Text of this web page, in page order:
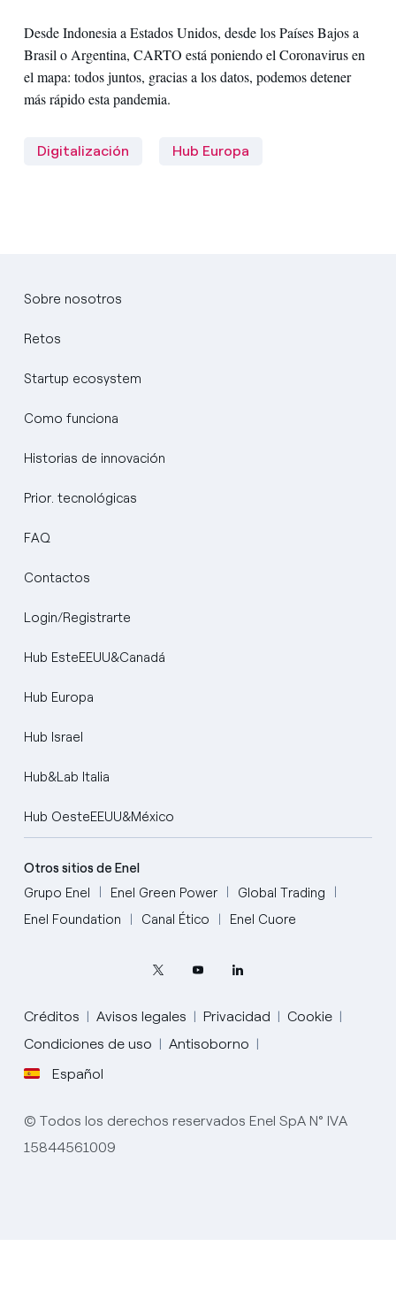
Desde Indonesia a Estados Unidos, desde los Países Bajos a
Brasil o Argentina, CARTO está poniendo el Coronavirus en
el mapa: todos juntos, gracias a los datos, podemos detener
más rápido esta pandemia.
Digitalización Hub Europa
Sobre nosotros
Retos
Startup ecosystem
Como funciona
Historias de innovación
Prior. tecnológicas
FAQ
Contactos
Login/Registrarte
Hub EsteEEUU&Canadá
Hub Europa
Hub Israel
Hub&Lab Italia
Hub OesteEEUU&México
Otros sitios de Enel
Grupo Enel
Enel Green Power
Global Trading
Enel Foundation
Canal Ético Enel Cuore
Créditos Avisos legales Privacidad
Cookie
Condiciones de uso
Antisoborno
Español
English
Portugués (BR)
© Todos los derechos reservados Enel SpA N° IVA
15844561009